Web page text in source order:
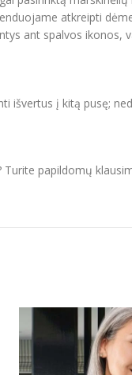
atkreipti
ant spalvos ikonos,
išvertus į kitą pusę;
papildomų